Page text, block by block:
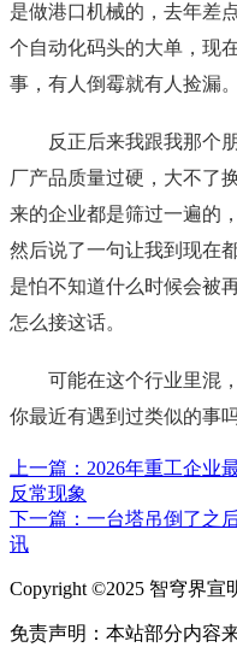
是做港口机械的，去年差
个自动化码头的大单，现
事，有人倒霉就有人捡漏。
反正后来我跟我那个
厂产品质量过硬，大不了
来的企业都是筛过一遍的
然后说了一句让我到现在
是怕不知道什么时候会被
怎么接这话。
可能在这个行业里混
你最近有遇到过类似的事
上一篇：2026年重工企业
反常现象
下一篇：一台塔吊倒了之
讯
Copyright ©2025 智穹界宣
免责声明：本站部分内容